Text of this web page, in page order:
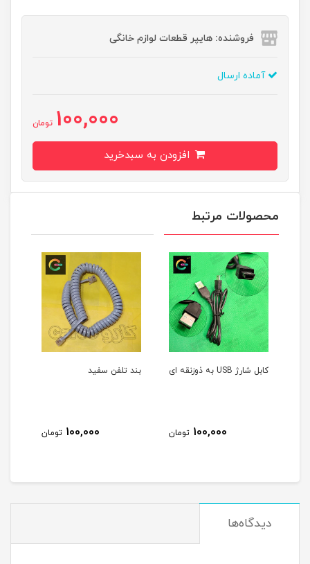
فروشنده: هایپر قطعات لوازم خانگی
آماده ارسال
100,000 تومان
محصولات مرتبط
بند تلفن سفید
100,000
سیم تلفن سفید4 متری
120,000
دیدگاه‌ها